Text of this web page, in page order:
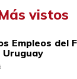
vistos
Empleos del